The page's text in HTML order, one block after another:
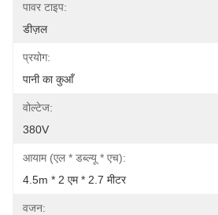
पावर टाइप:
डीज़ल
प्रयोग:
पानी का कुआँ
वोल्टेज:
380V
आयाम (एल * डब्ल्यू * एच):
4.5m * 2 एम * 2.7 मीटर
वजन: